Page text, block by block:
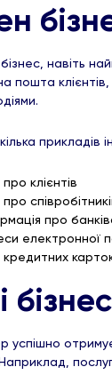
навіть
пошта
прикладів
клієнтів
про
про
електронної
кредитних
успішно